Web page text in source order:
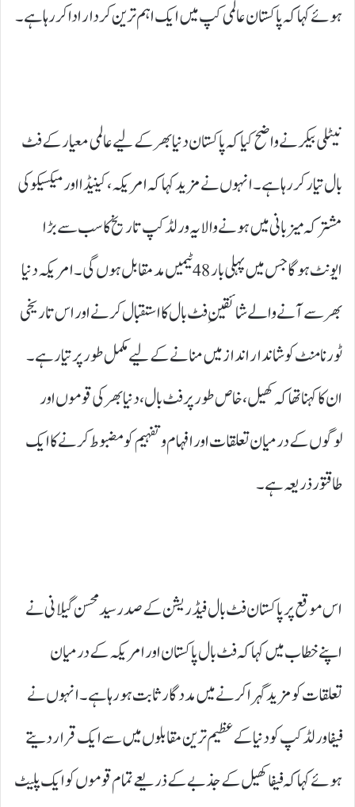
ہوئے کہا کہ پاکستان عالمی کپ میں ایک اہم ترین کردار ادا کر رہا ہے۔
نیٹلی بیکر نے واضح کیا کہ پاکستان دنیا بھر کے لیے عالمی معیار کے فٹ
بال تیار کر رہا ہے۔ انہوں نے مزید کہا کہ امریکہ، کینیڈا اور میکسیکو کی
مشترکہ میزبانی میں ہونے والا یہ ورلڈ کپ تاریخ کا سب سے بڑا
ایونٹ ہوگا جس میں پہلی بار 48 ٹیمیں مدمقابل ہوں گی۔ امریکہ دنیا
بھر سے آنے والے شائقینِ فٹ بال کا استقبال کرنے اور اس تاریخی
ٹورنامنٹ کو شاندار انداز میں منانے کے لیے مکمل طور پر تیار ہے۔
ان کا کہنا تھا کہ کھیل، خاص طور پر فٹ بال، دنیا بھر کی قوموں اور
لوگوں کے درمیان تعلقات اور افہام و تفہیم کو مضبوط کرنے کا ایک
طاقتور ذریعہ ہے۔
اس موقع پر پاکستان فٹ بال فیڈریشن کے صدر سید محسن گیلانی نے
اپنے خطاب میں کہا کہ فٹ بال پاکستان اور امریکہ کے درمیان
تعلقات کو مزید گہرا کرنے میں مددگار ثابت ہو رہا ہے۔ انہوں نے
فیفا ورلڈ کپ کو دنیا کے عظیم ترین مقابلوں میں سے ایک قرار دیتے
ہوئے کہا کہ فیفا کھیل کے جذبے کے ذریعے تمام قوموں کو ایک پلیٹ